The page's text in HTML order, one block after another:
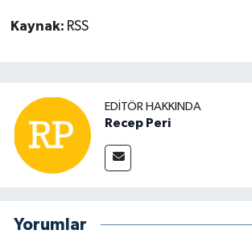
Kaynak: RSS
EDITÖR HAKKINDA
Recep Peri
Yorumlar